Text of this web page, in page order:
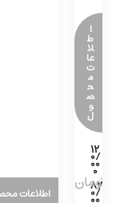
ا
ط
لا
عا
ت
م
ح
ص
و
ل
اطلاعات